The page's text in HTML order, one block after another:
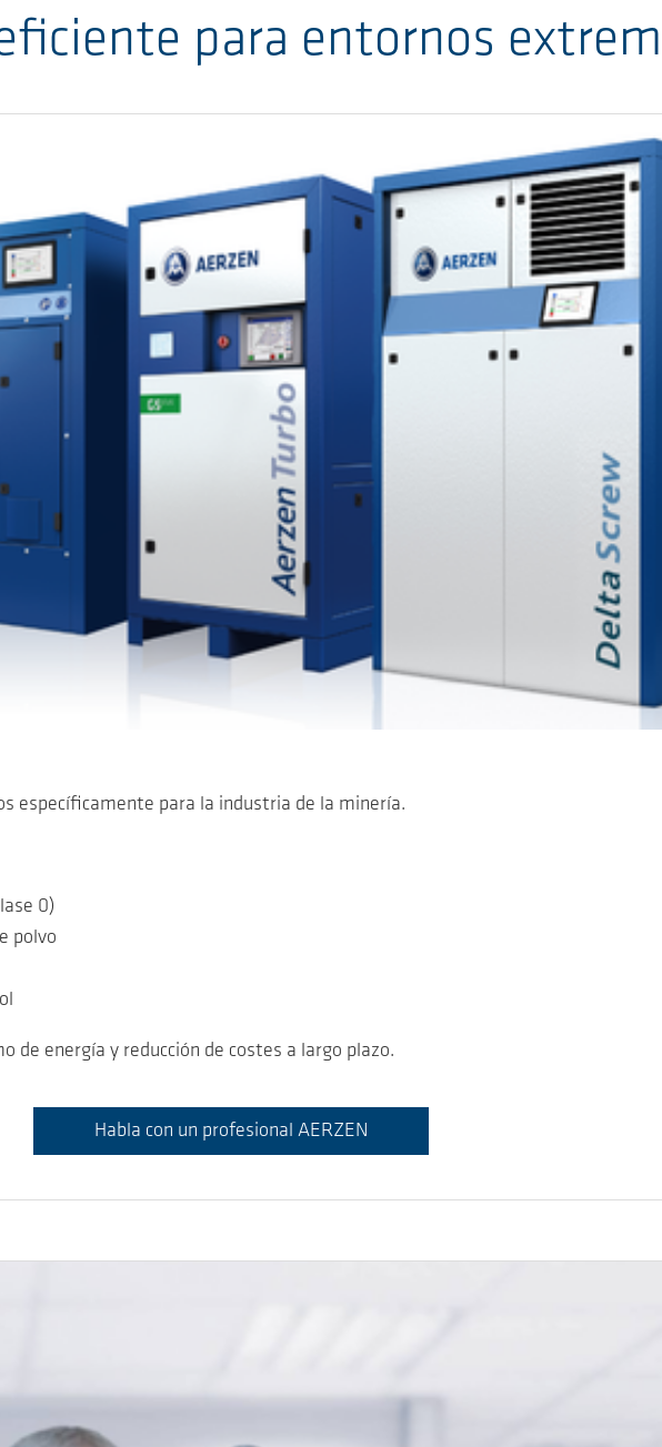
para entornos
específicamente para la industria de la minería.
0)
polvo
de energía y reducción de costes a largo plazo.
Habla con un profesional AERZEN